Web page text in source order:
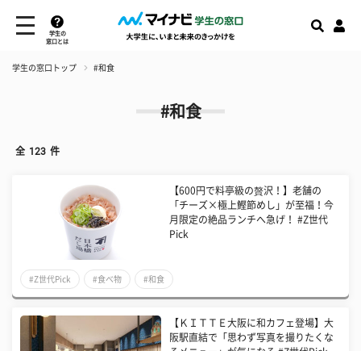
学生の
窓口とは
学生の窓口トップ #和食
#和食
全 123 件
【600円で料亭級の贅沢！】老舗の
「チーズ×極上鰹節めし」が至福！今
月限定の絶品ランチへ急げ！ #Z世代
Pick
#Z世代Pick #食べ物 #和食
【ＫＩＴＴＥ大阪に和カフェ登場】大
阪駅直結で「思わず写真を撮りたくな